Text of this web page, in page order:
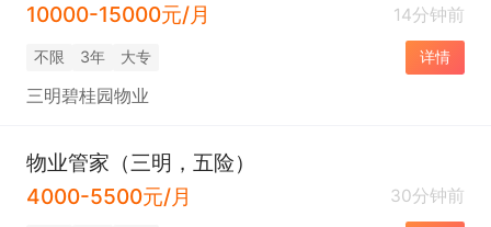
10000-15000元/月
14分钟前
不限 3年 大专 详情
三明碧桂园物业
物业管家（三明，五险）
4000-5500元/月
30分钟前